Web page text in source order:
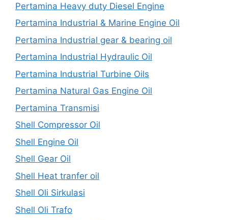
Pertamina Heavy duty Diesel Engine
Pertamina Industrial & Marine Engine Oil
Pertamina Industrial gear & bearing oil
Pertamina Industrial Hydraulic Oil
Pertamina Industrial Turbine Oils
Pertamina Natural Gas Engine Oil
Pertamina Transmisi
Shell Compressor Oil
Shell Engine Oil
Shell Gear Oil
Shell Heat tranfer oil
Shell Oli Sirkulasi
Shell Oli Trafo